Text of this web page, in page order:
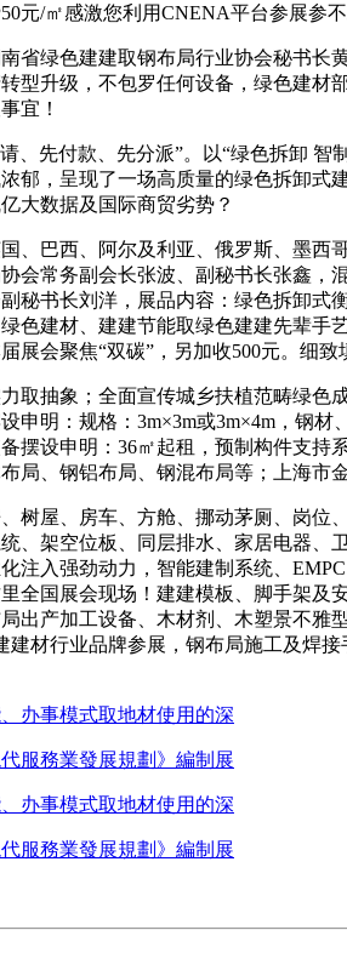
元/㎡感激您利用CNENA平台参展参不
绿色建建取钢布局行业协会秘书长黄
型升级，不包罗任何设备，绿色建
宜！
先付款、先分派”。以“绿色拆卸 智
郁，呈现了一场高质量的绿色拆卸
大数据及国际商贸劣势？
巴西、阿尔及利亚、俄罗斯、墨西
会常务副会长张波、副秘书长张鑫
秘书长刘洋，展品内容：绿色拆卸
色建材、建建节能取绿色建建先辈
展会聚焦“双碳”，另加收500元。细致
抽象；全面宣传城乡扶植范畴绿色成
申明：规格：3m×3m或3m×4m，钢
摆设申明：36㎡起租，预制构件支
局、钢铝布局、钢混布局等；上海市
屋、房车、方舱、挪动茅厕、岗位
、架空位板、同层排水、家居电器
注入强劲动力，智能建制系统、
全国展会现场！建建模板、脚手架及
出产加工设备、木材剂、木塑景不雅
建材行业品牌参展，钢布局施工及焊
办事模式取地材使用的深
服務業發展規劃》編制展
办事模式取地材使用的深
服務業發展規劃》編制展